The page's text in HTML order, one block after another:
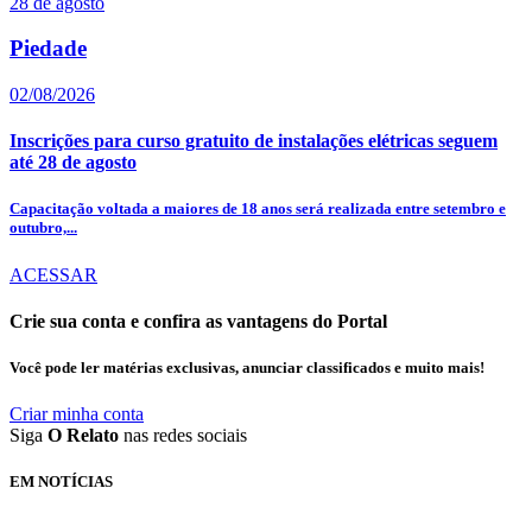
Piedade
02/08/2026
Inscrições para curso gratuito de instalações elétricas seguem
até 28 de agosto
Capacitação voltada a maiores de 18 anos será realizada entre setembro e
outubro,...
ACESSAR
Crie sua conta e confira as vantagens do Portal
Você pode ler matérias exclusivas, anunciar classificados e muito mais!
Criar minha conta
Siga O Relato nas redes sociais
EM NOTÍCIAS